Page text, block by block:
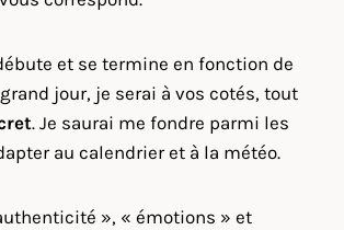
et se termine en fonction de
jour, je serai à vos cotés, tout
. Je saurai me fondre parmi les
au calendrier et à la météo.
», « émotions » et